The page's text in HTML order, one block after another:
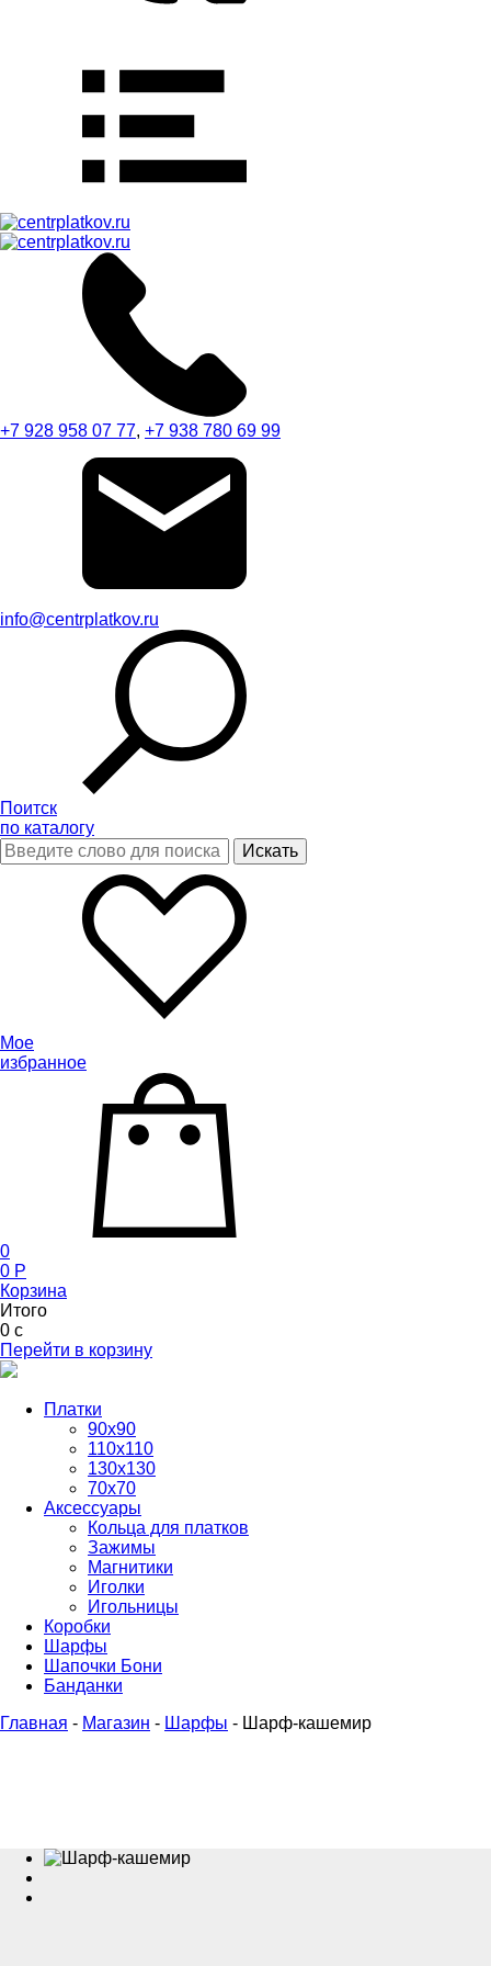
+7 928 958 07 77, +7 938 780 69 99
info@centrplatkov.ru
Поитск
по каталогу
Мое
избранное
0
0 P
Корзина
Итого
0 c
Перейти в корзину
Платки
90x90
110x110
130x130
70х70
Аксессуары
Кольца для платков
Зажимы
Магнитики
Иголки
Игольницы
Коробки
Шарфы
Шапочки Бони
Банданки
Главная - Магазин - Шарфы - Шарф-кашемир